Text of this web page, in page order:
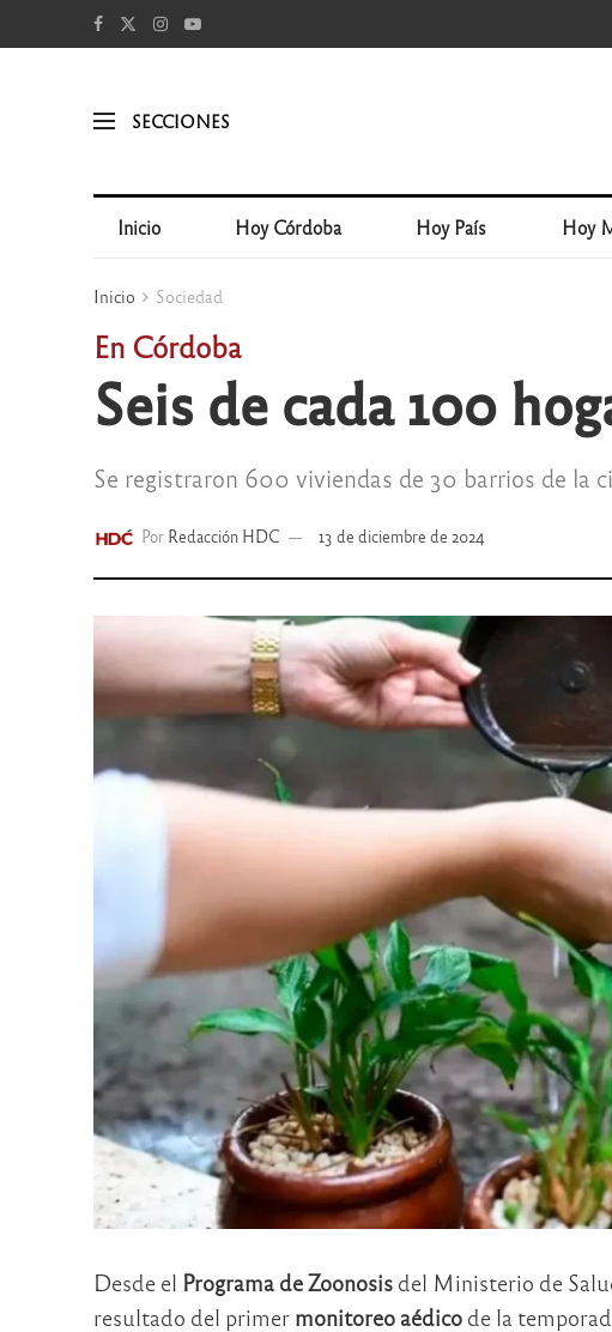
SECCIONES
Inicio Hoy Córdoba Hoy País Hoy
Inicio Sociedad
En Córdoba
Seis de cada 100
Se registraron 600 viviendas de 30 barrios de la
Por Redacción HDC 13 de diciembre de 2024
Desde el Programa de Zoonosisdel Ministerio de
resultado del primer monitoreo aédicode la